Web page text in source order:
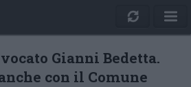
Gianni Bedetta.
con il Comune